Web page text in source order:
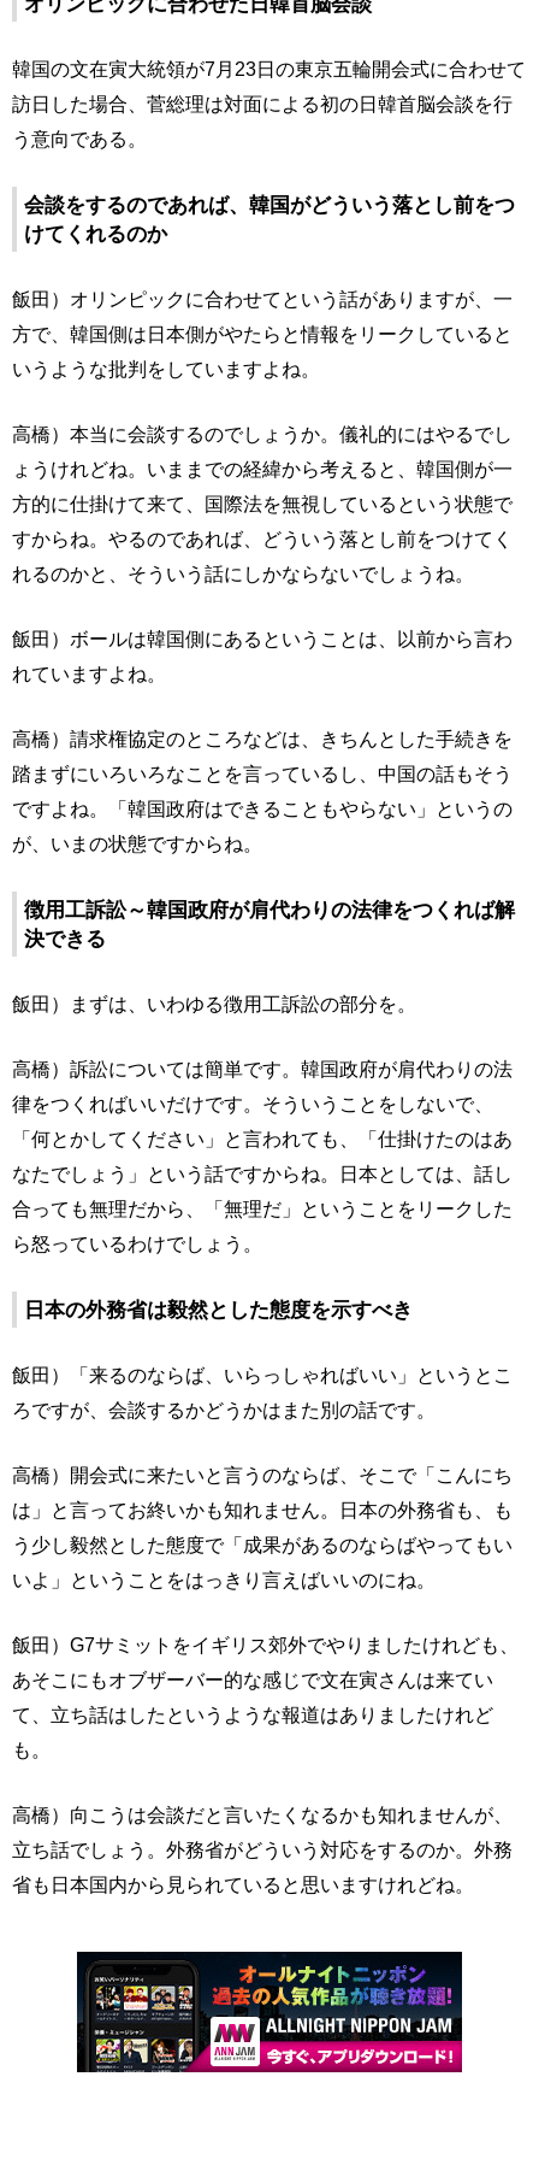
韓国の文在寅大統領が7月23日の東京五輪開会式に合わせて
訪日した場合、菅総理は対面による初の日韓首脳会談を行
う意向である。
会談をするのであれば、韓国がどういう落とし前をつ
けてくれるのか
飯田）オリンピックに合わせてという話がありますが、一
方で、韓国側は日本側がやたらと情報をリークしていると
いうような批判をしていますよね。
高橋）本当に会談するのでしょうか。儀礼的にはやるでし
ょうけれどね。いままでの経緯から考えると、韓国側が一
方的に仕掛けて来て、国際法を無視しているという状態で
すからね。やるのであれば、どういう落とし前をつけてく
れるのかと、そういう話にしかならないでしょうね。
飯田）ボールは韓国側にあるということは、以前から言わ
れていますよね。
高橋）請求権協定のところなどは、きちんとした手続きを
踏まずにいろいろなことを言っているし、中国の話もそう
ですよね。「韓国政府はできることもやらない」というの
が、いまの状態ですからね。
徴用工訴訟～韓国政府が肩代わりの法律をつくれば解
決できる
飯田）まずは、いわゆる徴用工訴訟の部分を。
高橋）訴訟については簡単です。韓国政府が肩代わりの法
律をつくればいいだけです。そういうことをしないで、
「何とかしてください」と言われても、「仕掛けたのはあ
なたでしょう」という話ですからね。日本としては、話し
合っても無理だから、「無理だ」ということをリークした
ら怒っているわけでしょう。
日本の外務省は毅然とした態度を示すべき
飯田）「来るのならば、いらっしゃればいい」というとこ
ろですが、会談するかどうかはまた別の話です。
高橋）開会式に来たいと言うのならば、そこで「こんにち
は」と言ってお終いかも知れません。日本の外務省も、も
う少し毅然とした態度で「成果があるのならばやってもい
いよ」ということをはっきり言えばいいのにね。
飯田）G7サミットをイギリス郊外でやりましたけれども、
あそこにもオブザーバー的な感じで文在寅さんは来てい
て、立ち話はしたというような報道はありましたけれど
も。
高橋）向こうは会談だと言いたくなるかも知れませんが、
立ち話でしょう。外務省がどういう対応をするのか。外務
省も日本国内から見られていると思いますけれどね。